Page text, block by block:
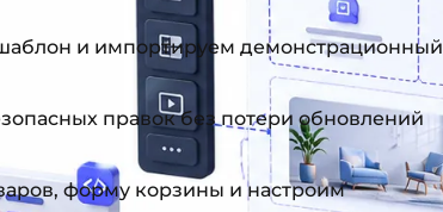
и импортируем демонстрационный
правок без потери обновлений
форму корзины и настроим